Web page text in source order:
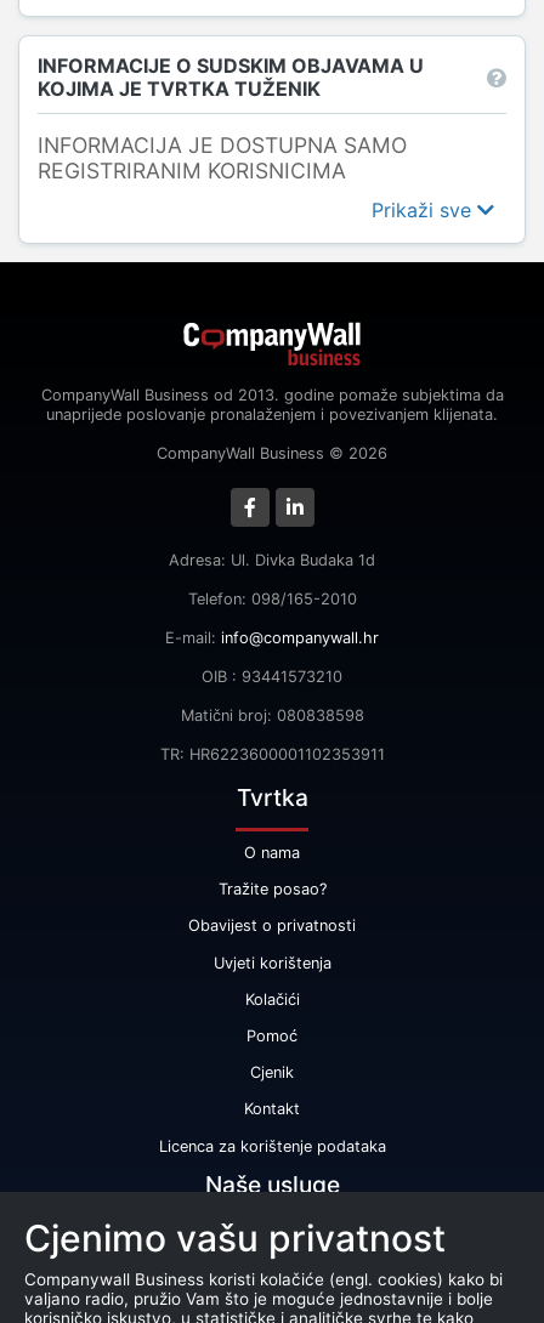
INFORMACIJE O SUDSKIM OBJAVAMA U
KOJIMA JE TVRTKA TUŽENIK
INFORMACIJA JE DOSTUPNA SAMO
REGISTRIRANIM KORISNICIMA
Prikaži sve
CompanyWall Business od 2013. godine pomaže subjektima da
unaprijede poslovanje pronalaženjem i povezivanjem klijenata.
CompanyWall Business © 2026
Adresa: Ul. Divka Budaka 1d
Telefon: 098/165-2010
E-mail: info@companywall.hr
OIB : 93441573210
Matični broj: 080838598
TR: HR6223600001102353911
Tvrtka
O nama
Tražite posao?
Obavijest o privatnosti
Uvjeti korištenja
Kolačići
Pomoć
Cjenik
Kontakt
Licenca za korištenje podataka
Naše usluge
Bonitetna ocjena
Bonitetno izvješće
Certifikat bonitetne izvrsnosti
Cjenimo vašu privatnost
Companywall Business koristi kolačiće (engl. cookies) kako bi
valjano radio, pružio Vam što je moguće jednostavnije i bolje
korisničko iskustvo, u statističke i analitičke svrhe te kako